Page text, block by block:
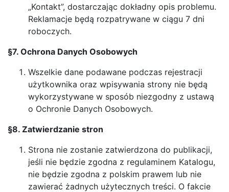
„Kontakt”, dostarczając dokładny opis problemu.
Reklamacje będą rozpatrywane w ciągu 7 dni
roboczych.
§7. Ochrona Danych Osobowych
Wszelkie dane podawane podczas rejestracji
użytkownika oraz wpisywania strony nie będą
wykorzystywane w sposób niezgodny z ustawą
o Ochronie Danych Osobowych.
§8. Zatwierdzanie stron
Strona nie zostanie zatwierdzona do publikacji,
jeśli nie będzie zgodna z regulaminem Katalogu,
nie będzie zgodna z polskim prawem lub nie
zawierać żadnych użytecznych treści. O fakcie